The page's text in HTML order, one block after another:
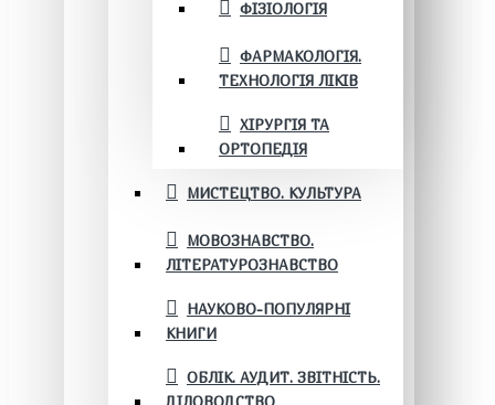
ФІЗІОЛОГІЯ
ФАРМАКОЛОГІЯ.
ТЕХНОЛОГІЯ ЛІКІВ
ХІРУРГІЯ ТА
ОРТОПЕДІЯ
МИСТЕЦТВО. КУЛЬТУРА
МОВОЗНАВСТВО.
ЛІТЕРАТУРОЗНАВСТВО
НАУКОВО-ПОПУЛЯРНІ
КНИГИ
ОБЛІК. АУДИТ. ЗВІТНІСТЬ.